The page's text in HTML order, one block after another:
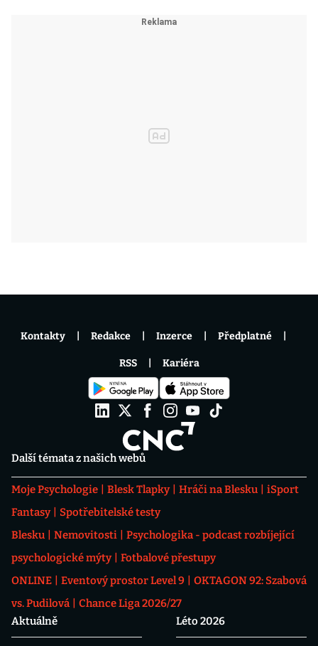
Další témata z našich webů
Moje Psychologie Blesk Tlapky Hráči na Blesku
iSport
Fantasy
Spotřebitelské testy
Blesku
Nemovitosti
Psychologika - podcast rozbíjející
psychologické mýty
Fotbalové přestupy
ONLINE
Eventový prostor Level 9
OKTAGON 92: Szabová
vs. Pudilová
Chance Liga 2026/27
Aktuálně
Léto 2026
Kontakty Redakce Inzerce Předplatné
RSS Kariéra